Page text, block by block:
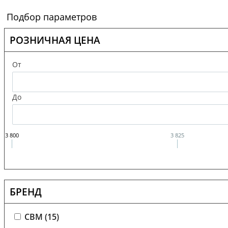
Подбор параметров
РОЗНИЧНАЯ ЦЕНА
От
До
3 800 3 825
БРЕНД
CBM (15)